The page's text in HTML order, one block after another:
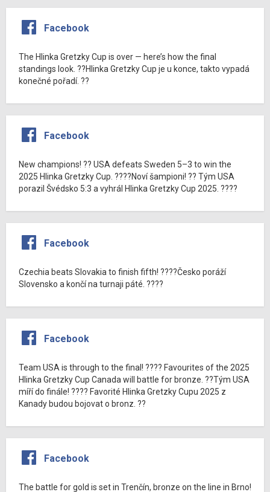
Facebook
The Hlinka Gretzky Cup is over — here’s how the final
standings look. ??Hlinka Gretzky Cup je u konce, takto vypadá
konečné pořadí. ??
Facebook
New champions! ?? USA defeats Sweden 5–3 to win the
2025 Hlinka Gretzky Cup. ????Noví šampioni! ?? Tým USA
porazil Švédsko 5:3 a vyhrál Hlinka Gretzky Cup 2025. ????
Facebook
Czechia beats Slovakia to finish fifth! ????Česko poráží
Slovensko a končí na turnaji páté. ????
Facebook
Team USA is through to the final! ???? Favourites of the 2025
Hlinka Gretzky Cup Canada will battle for bronze. ??Tým USA
míří do finále! ???? Favorité Hlinka Gretzky Cupu 2025 z
Kanady budou bojovat o bronz. ??
Facebook
The battle for gold is set in Trenčín, bronze on the line in Brno!